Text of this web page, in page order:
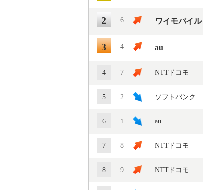
2 6 ワイモバイル
3 4 au
4 7 NTTドコモ
5 2 ソフトバンク
6 1 au
7 8 NTTドコモ
8 9 NTTドコモ